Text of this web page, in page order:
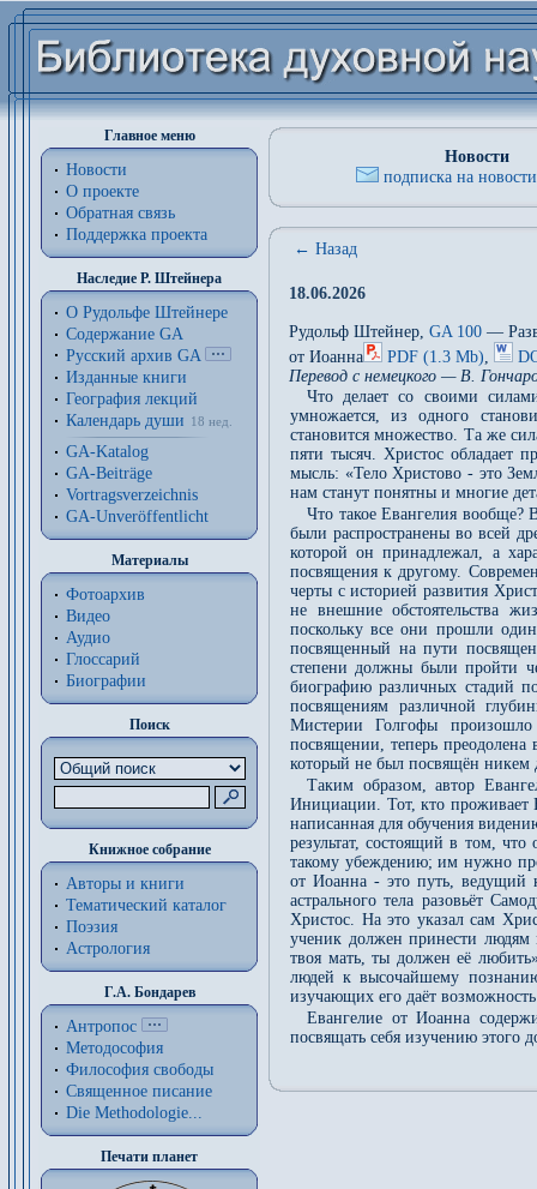
Главное меню
Новости
О проекте
Обратная связь
Поддержка проекта
Наследие Р. Штейнера
О Рудольфе Штейнере
Содержание GA
Русский архив GA
Изданные книги
География лекций
Календарь души
18 нед.
GA-Katalog
GA-Beiträge
Vortragsverzeichnis
GA-Unveröffentlicht
Материалы
Фотоархив
Видео
Аудио
Глоссарий
Биографии
Поиск
Книжное собрание
Авторы и книги
Тематический каталог
Поэзия
Астрология
Г.А. Бондарев
Антропос
Методософия
Философия cвободы
Священное писание
Die Methodologie...
Печати планет
Новости
подписка на
← Назад
18.06.2026
Рудольф Штейнер, GA 100 —
от Иоанна
PDF (1.3 Mb),
Перевод с немецкого — В.
Что делает со своими
умножается, из одного
становится множество. Та же
пяти тысяч. Христос обладает
мысль: «Тело Христово - это
нам станут понятны и многие
Что такое Евангелия
были распространены во всей
которой он принадлежал, а
посвящения к другому.
черты с историей развития
не внешние обстоятельства
поскольку все они прошли
посвященный на пути
степени должны были пройти
биографию различных стадий
посвящениям различной
Мистерии Голгофы
посвящении, теперь
который не был посвящён никем
Таким образом, автор
Инициации. Тот, кто проживает
написанная для обучения
результат, состоящий в том,
такому убеждению; им нужно
от Иоанна - это путь, ведущий
астрального тела разовьёт
Христос. На это указал сам
ученик должен принести людям
твоя мать, ты должен её
людей к высочайшему
изучающих его даёт
Евангелие от Иоанна
посвящать себя изучению этого